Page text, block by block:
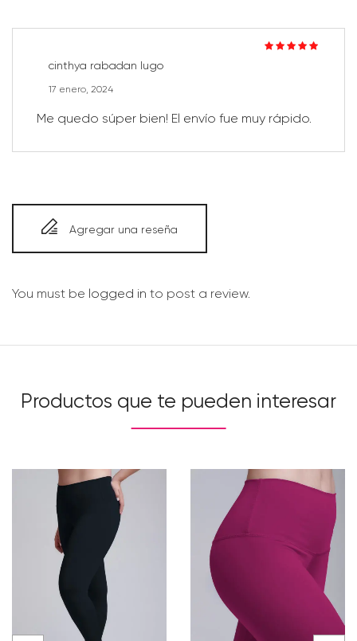
cinthya rabadan lugo
17 enero, 2024
Me quedo súper bien! El envío fue muy rápido.
Agregar una reseña
You must be logged in to post a review.
Productos que te pueden interesar